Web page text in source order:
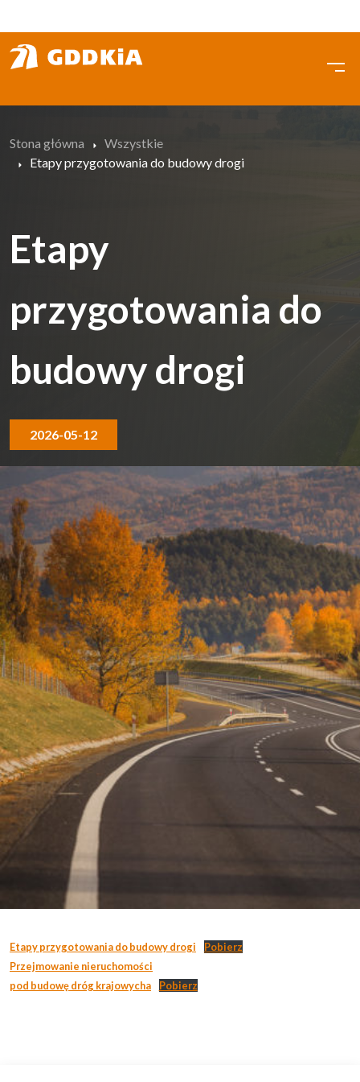
do
treści
Stona główna
Wszystkie
Etapy przygotowania do budowy drogi
Etapy
przygotowania do
budowy drogi
2026-05-12
Etapy przygotowania do budowy drogi
Pobierz
Przejmowanie nieruchomości
pod budowę dróg krajowycha
Pobierz